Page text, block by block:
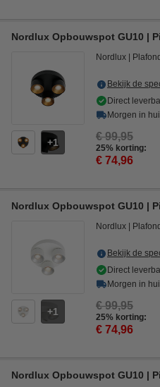
Nordlux Opbouwspot GU10 |
1
Nordlux
Bekijk de
Direct
Morgen in
€ 99,95
25% korting:
€ 74,96
Nordlux Opbouwspot GU10 |
1
Nordlux
Bekijk de
Direct
Morgen in
€ 99,95
25% korting:
€ 74,96
Nordlux Opbouwspot GU10 |